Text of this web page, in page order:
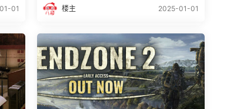
01 楼主 2025-01-01